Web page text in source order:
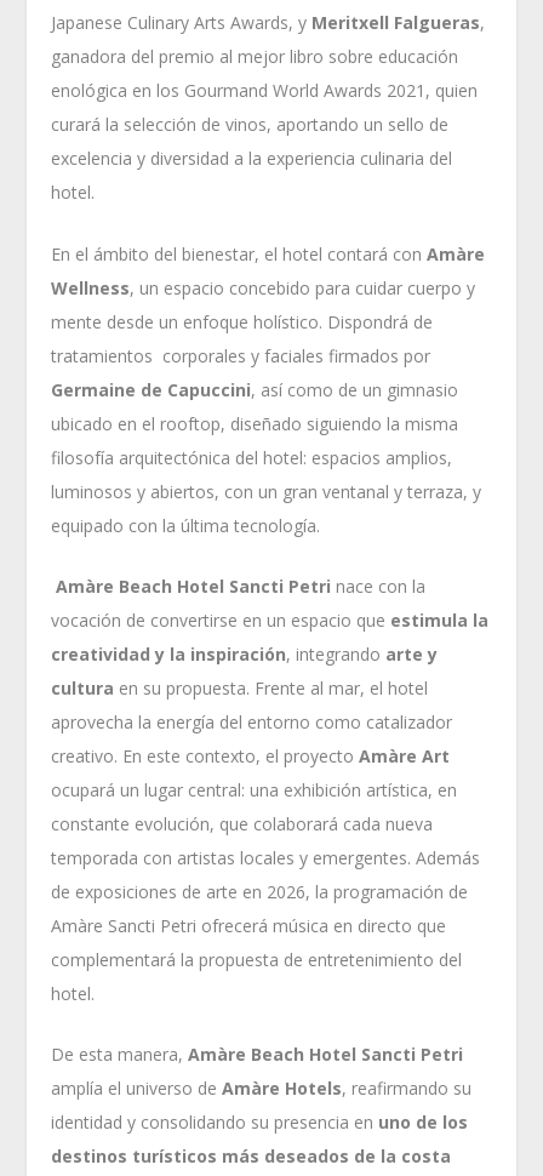
Japanese Culinary Arts Awards, y Meritxell Falgueras,
ganadora del premio al mejor libro sobre educación
enológica en los Gourmand World Awards 2021, quien
curará la selección de vinos, aportando un sello de
excelencia y diversidad a la experiencia culinaria del
hotel.
En el ámbito del bienestar, el hotel contará conAmàre
Wellness, un espacio concebido para cuidar cuerpo y
mente desde un enfoque holístico. Dispondrá de
tratamientos corporales y faciales firmados por
Germaine de Capuccini, así como de un gimnasio
ubicado en el rooftop, diseñado siguiendo la misma
filosofía arquitectónica del hotel: espacios amplios,
luminosos y abiertos, con un gran ventanal y terraza, y
equipado con la última tecnología.
Amàre Beach Hotel Sancti Petri nace con la
vocación de convertirse en un espacio que estimula la
creatividad y la inspiración, integrando arte y
cultura en su propuesta. Frente al mar, el hotel
aprovecha la energía del entorno como catalizador
creativo. En este contexto, el proyectoAmàre Art
ocupará un lugar central: una exhibición artística, en
constante evolución, que colaborará cada nueva
temporada con artistas locales y emergentes. Además
de exposiciones de arte en 2026, la programación de
Amàre Sancti Petri ofrecerá música en directo que
complementará la propuesta de entretenimiento del
hotel.
De esta manera,Amàre Beach Hotel Sancti Petri
amplía el universo deAmàre Hotels, reafirmando su
identidad y consolidando su presencia en uno de los
destinos turísticos más deseados de la costa